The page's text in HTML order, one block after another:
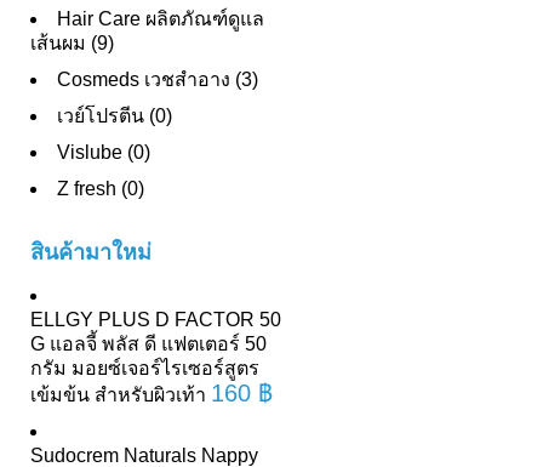
Hair Care ผลิตภัณฑ์ดูแล
เส้นผม (9)
Cosmeds เวชสําอาง (3)
เวย์โปรตีน (0)
Vislube (0)
Z fresh (0)
สินค้ามาใหม่
ELLGY PLUS D FACTOR 50
G แอลจี้ พลัส ดี แฟตเตอร์ 50
กรัม มอยซ์เจอร์ไรเซอร์สูตร
เข้มข้น สำหรับผิวเท้า 160 ฿
Sudocrem Naturals Nappy